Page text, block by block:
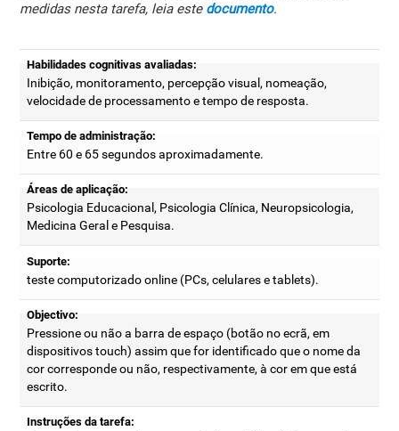
medidas nesta tarefa, leia este documento.
Habilidades cognitivas avaliadas:
Inibição, monitoramento, percepção visual, nomeação,
velocidade de processamento e tempo de resposta.
Tempo de administração:
Entre 60 e 65 segundos aproximadamente.
Áreas de aplicação:
Psicologia Educacional, Psicologia Clínica, Neuropsicologia,
Medicina Geral e Pesquisa.
Suporte:
teste computorizado online (PCs, celulares e tablets).
Objectivo:
Pressione ou não a barra de espaço (botão no ecrã, em
dispositivos touch) assim que for identificado que o nome da
cor corresponde ou não, respectivamente, à cor em que está
escrito.
Instruções da tarefa: